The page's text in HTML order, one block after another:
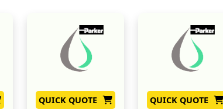
QUICK QUOTE QUICK QUOTE